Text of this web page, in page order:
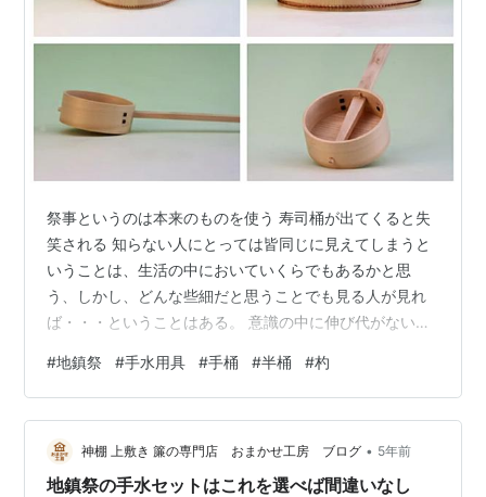
祭事というのは本来のものを使う 寿司桶が出てくると失
笑される 知らない人にとっては皆同じに見えてしまうと
いうことは、生活の中においていくらでもあるかと思
う、しかし、どんな些細だと思うことでも見る人が見れ
ば・・・ということはある。 意識の中に伸び代がないと
ある方向だけ詳しくなる、何でもかんでも知るなんて所
詮無理な話なわけ、それ故、他人に助言をしてくれる人
は大事な人であり、耳を傾けられる人が身近に居るだけ
で財産かもしれないな。 相談相手、、、なかなか居るも
んじゃない、居ない人のほうが圧倒的だろう。 普段の生
#地鎮祭 #手水用具 #手桶 #半桶 #杓
神棚 上敷き 簾の専門店 おまかせ工房 ブログ • 5年前
地鎮祭の手水セットはこれを選べば間違いなし